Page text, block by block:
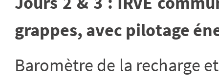
grappes, avec pilotage
Baromètre de la recharge